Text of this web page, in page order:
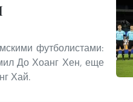
футболистами:
До Хоанг Хен, еще
Хай.